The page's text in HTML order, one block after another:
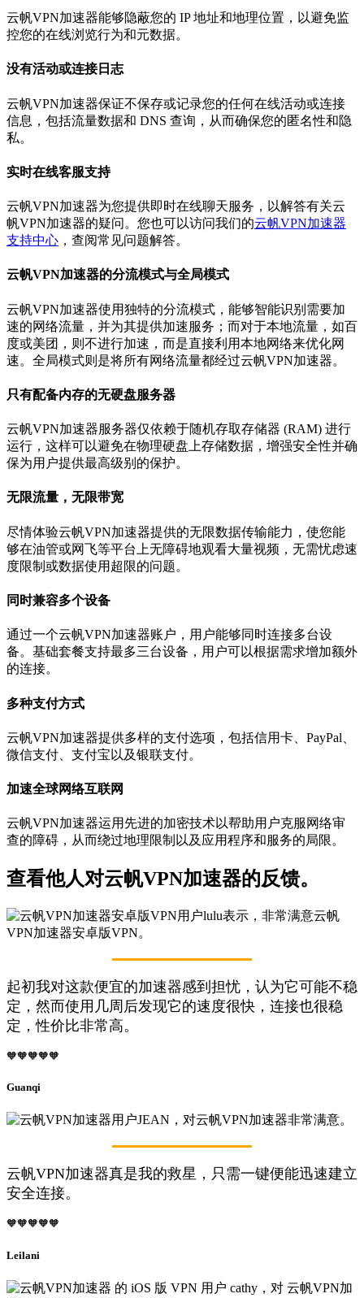
云帆VPN加速器能够隐蔽您的 IP 地址和地理位置，以避免监
控您的在线浏览行为和元数据。
没有活动或连接日志
云帆VPN加速器保证不保存或记录您的任何在线活动或连接
信息，包括流量数据和 DNS 查询，从而确保您的匿名性和隐
私。
实时在线客服支持
云帆VPN加速器为您提供即时在线聊天服务，以解答有关云
帆VPN加速器的疑问。您也可以访问我们的云帆VPN加速器
支持中心 ，查阅常见问题解答。
云帆VPN加速器的分流模式与全局模式
云帆VPN加速器使用独特的分流模式，能够智能识别需要加
速的网络流量，并为其提供加速服务；而对于本地流量，如百
度或美团，则不进行加速，而是直接利用本地网络来优化网
速。全局模式则是将所有网络流量都经过云帆VPN加速器。
只有配备内存的无硬盘服务器
云帆VPN加速器服务器仅依赖于随机存取存储器 (RAM) 进行
运行，这样可以避免在物理硬盘上存储数据，增强安全性并确
保为用户提供最高级别的保护。
无限流量，无限带宽
尽情体验云帆VPN加速器提供的无限数据传输能力，使您能
够在油管或网飞等平台上无障碍地观看大量视频，无需忧虑速
度限制或数据使用超限的问题。
同时兼容多个设备
通过一个云帆VPN加速器账户，用户能够同时连接多台设
备。基础套餐支持最多三台设备，用户可以根据需求增加额外
的连接。
多种支付方式
云帆VPN加速器提供多样的支付选项，包括信用卡、PayPal、
微信支付、支付宝以及银联支付。
加速全球网络互联网
云帆VPN加速器运用先进的加密技术以帮助用户克服网络审
查的障碍，从而绕过地理限制以及应用程序和服务的局限。
查看他人对云帆VPN加速器的反馈。
起初我对这款便宜的加速器感到担忧，认为它可能不稳
定，然而使用几周后发现它的速度很快，连接也很稳
定，性价比非常高。
🧡🧡🧡🧡🧡
Guanqi
云帆VPN加速器真是我的救星，只需一键便能迅速建立
安全连接。
🧡🧡🧡🧡🧡
Leilani